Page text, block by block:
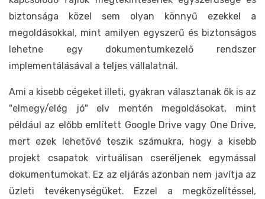
biztonsága közel sem olyan könnyű ezekkel a
megoldásokkal, mint amilyen egyszerű és biztonságos
lehetne egy dokumentumkezelő rendszer
implementálásával a teljes vállalatnál.
Ami a kisebb cégeket illeti, gyakran választanak ők is az
"elmegy/elég jó" elv mentén megoldásokat, mint
például az előbb említett Google Drive vagy One Drive,
mert ezek lehetővé teszik számukra, hogy a kisebb
projekt csapatok virtuálisan cseréljenek egymással
dokumentumokat. Ez az eljárás azonban nem javítja az
üzleti tevékenységüket. Ezzel a megközelítéssel,